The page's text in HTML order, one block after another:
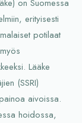
on Suomessa
erityisesti
potilaat
Lääke
(SSRI)
aivoissa.
hoidossa,